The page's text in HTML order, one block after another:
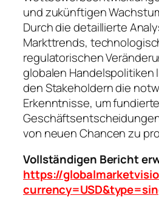
und zukünftigen
Durch die detaillierte
Markttrends,
regulatorischen
globalen Handelspolitiken
den Stakeholdern die
Erkenntnisse, um fundierte
von neuen Chancen zu
Vollständigen Bericht
https://